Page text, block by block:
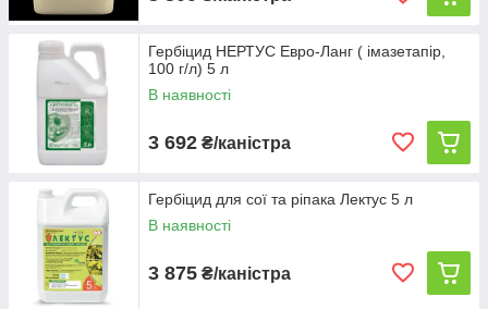
Гербіцид НЕРТУС Евро-Ланг ( імазетапір,
100 г/л) 5 л
В наявності
3 692 ₴/каністра
Гербіцид для сої та ріпака Лектус 5 л
В наявності
3 875 ₴/каністра